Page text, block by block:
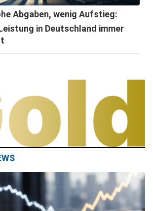
Abgaben, wenig Aufstieg:
in Deutschland immer